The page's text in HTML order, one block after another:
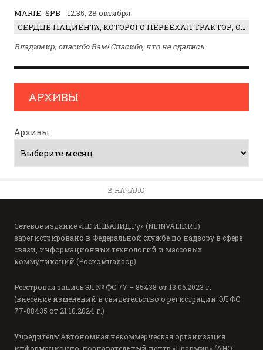
MARIE_SPB
12:35, 28 октября
СЕРДЦЕ ПАЦИЕНТА, КОТОРОГО ПЕРЕЕХАЛ ТРАКТОР, ОБНАРУЖИЛИ… В ЖИВОТЕ
Владимир, спасибо Вам! Спасибо, что не сдались.
АРХИВЫ
Архивы
В НАЧАЛО
Сетевое издание «НЕ ИНВАЛИД.Ру» (NEINVALID.RU)
зарегистрировано в Федеральной службе по надзору в сфере
связи, информационных технологий и массовых
коммуникаций (Роскомнадзор)
Реестровая запись ЭЛ № ФС 77 – 85438 от 13.06.2023 г.
(внесение изменений в свидетельство о регистрации: ЭЛ ФС
77-88435 от 21.10.2024 г.)
Учредитель: Автономная некоммерческая организация